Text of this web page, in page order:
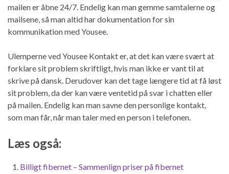
mailen er åbne 24/7. Endelig kan man gemme samtalerne og
mailsene, så man altid har dokumentation for sin
kommunikation med Yousee.
Ulemperne ved Yousee Kontakt er, at det kan være svært at
forklare sit problem skriftligt, hvis man ikke er vant til at
skrive på dansk. Derudover kan det tage længere tid at få løst
sit problem, da der kan være ventetid på svar i chatten eller
på mailen. Endelig kan man savne den personlige kontakt,
som man får, når man taler med en person i telefonen.
Læs også:
Billigt fibernet – Sammenlign priser på fibernet